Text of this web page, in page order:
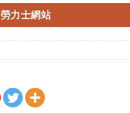
勞力士網站